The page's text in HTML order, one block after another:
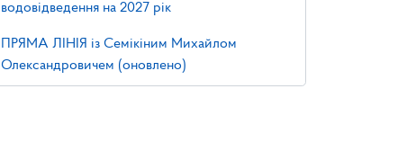
водовідведення на 2027 рік
ПРЯМА ЛІНІЯ із Семікіним Михайлом
Олександровичем (оновлено)